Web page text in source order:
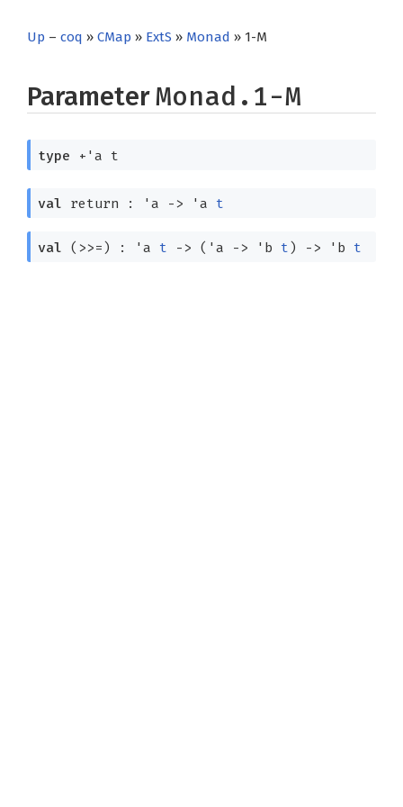
Up – coq » CMap » ExtS » Monad » 1-M
ParameterMonad.1-M
type +'a t
val return : 'a -> 'a t
val (>>=) : 'a t -> ( 'a -> 'b t) -> 'b t